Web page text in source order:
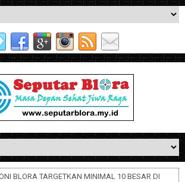
BLORA TARGETKAN MINIMAL 10 BESAR DI